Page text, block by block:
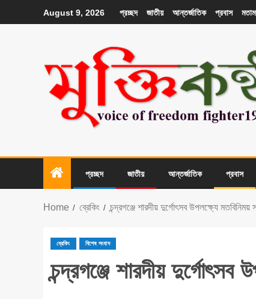
August 9, 2026 প্রচ্ছদ জাতীয় আন্তর্জাতিক প্রবাস
প্রচ্ছদ জাতীয় আন্তর্জাতিক প্রবাস
Home ব্রেকিং চন্দ্রগঞ্জে শারদীয় দুর্গোৎসব উপলক্ষ্যে মতবিনিময়
ব্রেকিং বিশেষ সংবাদ
চন্দ্রগঞ্জে শারদীয় দুর্গোৎসব